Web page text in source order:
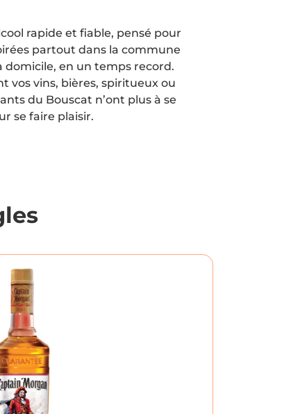
rapide et fiable, pensé pour
partout dans la commune
domicile, en un temps record.
vos vins, bières, spiritueux ou
du Bouscat n’ont plus à se
se faire plaisir.